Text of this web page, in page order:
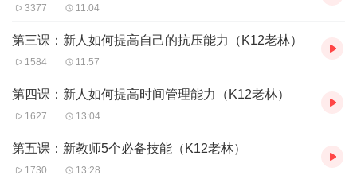
3377 11:04
第三课：新人如何提高自己的抗压能力（K12老林）
1584 11:57
第四课：新人如何提高时间管理能力（K12老林）
1627 13:04
第五课：新教师5个必备技能（K12老林）
1730 13:28